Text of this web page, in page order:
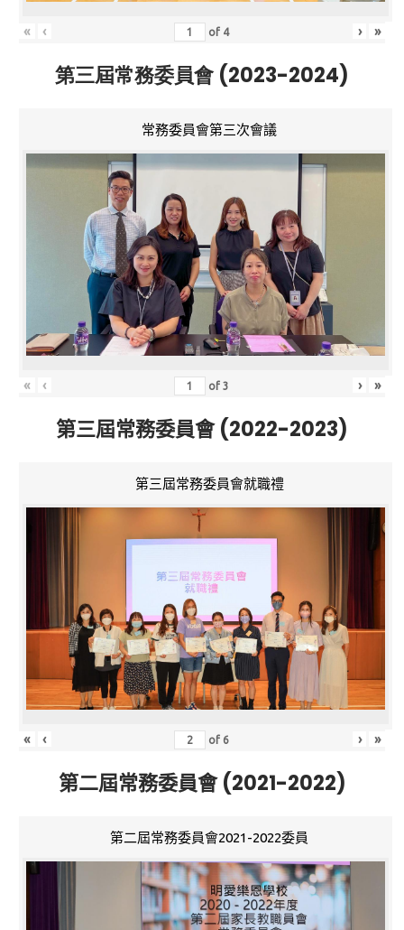
« ‹ of 4 › »
第三屆常務委員會 (2023-2024)
常務委員會第三次會議
« ‹ of3 › »
第三屆常務委員會 (2022-2023)
第三屆常務委員會就職禮
« ‹ of 6 › »
第二屆常務委員會 (2021-2022)
第二屆常務委員會2021-2022委員